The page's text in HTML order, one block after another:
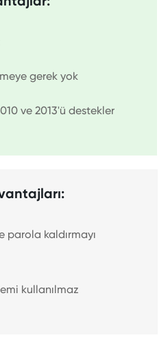
gerek yok
ve 2013'ü destekler
parola kaldırmayı
kullanılmaz